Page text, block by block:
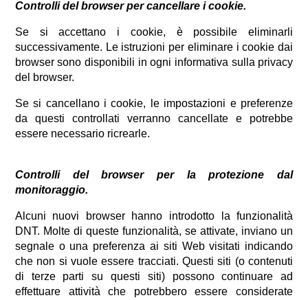
Controlli del browser per cancellare i cookie.
Se si accettano i cookie, è possibile eliminarli
successivamente. Le istruzioni per eliminare i cookie dai
browser sono disponibili in ogni informativa sulla privacy
del browser.
Se si cancellano i cookie, le impostazioni e preferenze
da questi controllati verranno cancellate e potrebbe
essere necessario ricrearle.
Controlli del browser per la protezione dal
monitoraggio.
Alcuni nuovi browser hanno introdotto la funzionalità
DNT. Molte di queste funzionalità, se attivate, inviano un
segnale o una preferenza ai siti Web visitati indicando
che non si vuole essere tracciati. Questi siti (o contenuti
di terze parti su questi siti) possono continuare ad
effettuare attività che potrebbero essere considerate